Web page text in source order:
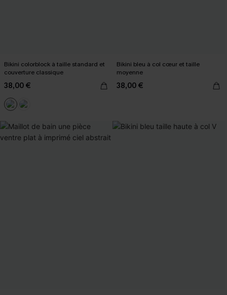
Bikini colorblock à taille standard et
couverture classique
38,00 €
Bikini bleu à col cœur et taille
moyenne
38,00 €